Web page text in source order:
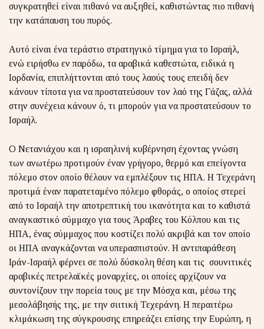
συγκρατηθεί είναι πιθανό να αυξηθεί, καθιστώντας πιο πιθανή
την κατάπαυση του πυρός.
Αυτό είναι ένα τεράστιο στρατηγικό τίμημα για το Ισραήλ,
ενώ ειρήσθω εν παρόδω, τα αραβικά καθεστώτα, ειδικά η
Ιορδανία, επιπλήττονται από τους λαούς τους επειδή δεν
κάνουν τίποτα για να προστατεύσουν τον λαό της Γάζας, αλλά
στην συνέχεια κάνουν ό, τι μπορούν για να προστατεύσουν το
Ισραήλ.
Ο Νετανιάχου και η ισραηλινή κυβέρνηση έχοντας γνώση
των ανωτέρω προτιμούν έναν γρήγορο, θερμό και επείγοντα
πόλεμο στον οποίο θέλουν να εμπλέξουν τις ΗΠΑ. Η Τεχεράνη
προτιμά έναν παρατεταμένο πόλεμο φθοράς, ο οποίος στερεί
από το Ισραήλ την αποτρεπτική του ικανότητα και το καθιστά
αναγκαστικό σύμμαχο για τους Άραβες του Κόλπου και τις
ΗΠΑ, ένας σύμμαχος που κοστίζει πολύ ακριβά και τον οποίο
οι ΗΠΑ αναγκάζονται να υπερασπιστούν. Η αντιπαράθεση
Ιράν-Ισραήλ φέρνει σε πολύ δύσκολη θέση και τις σουνιτικές
αραβικές πετρελαϊκές μοναρχίες, οι οποίες αρχίζουν να
συντονίζουν την πορεία τους με την Μόσχα και, μέσω της
μεσολάβησής της, με την σιιτική Τεχεράνη. Η περαιτέρω
κλιμάκωση της σύγκρουσης επηρεάζει επίσης την Ευρώπη, η